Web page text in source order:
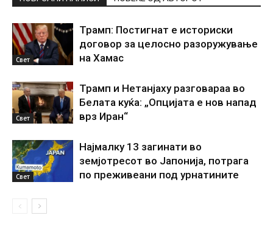
Свет
Трамп: Постигнат е историски
договор за целосно разоружување
на Хамас
Свет
Трамп и Нетанјаху разговараа во
Белата куќа: „Опцијата е нов напад
врз Иран“
Свет
Најмалку 13 загинати во
земјотресот во Јапонија, потрага
по преживеани под урнатините